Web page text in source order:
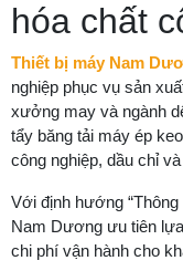
hóa chất
Thiết bị máy Nam
nghiệp phục vụ sản
xưởng may và ngành
tẩy băng tải máy ép
công nghiệp, dầu chỉ
Với định hướng
Nam Dương ưu tiên
chi phí vận hành cho